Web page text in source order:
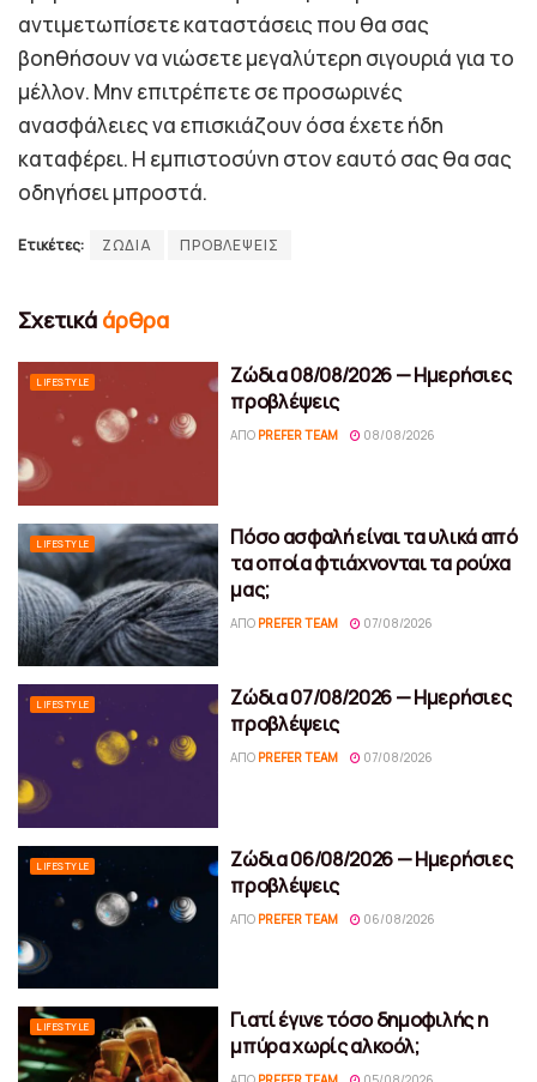
αντιμετωπίσετε καταστάσεις που θα σας
βοηθήσουν να νιώσετε μεγαλύτερη σιγουριά για το
μέλλον. Μην επιτρέπετε σε προσωρινές
ανασφάλειες να επισκιάζουν όσα έχετε ήδη
καταφέρει. Η εμπιστοσύνη στον εαυτό σας θα σας
οδηγήσει μπροστά.
Ετικέτες: ΖΩΔΙΑ ΠΡΟΒΛΕΨΕΙΣ
Σχετικά άρθρα
LIFESTYLE
Ζώδια 08/08/2026 — Ημερήσιες
προβλέψεις
ΑΠΌ PREFER TEAM 08/08/2026
LIFESTYLE
Πόσο ασφαλή είναι τα υλικά από
τα οποία φτιάχνονται τα ρούχα
μας;
ΑΠΌ PREFER TEAM 07/08/2026
LIFESTYLE
Ζώδια 07/08/2026 — Ημερήσιες
προβλέψεις
ΑΠΌ PREFER TEAM 07/08/2026
LIFESTYLE
Ζώδια 06/08/2026 — Ημερήσιες
προβλέψεις
ΑΠΌ PREFER TEAM 06/08/2026
LIFESTYLE
Γιατί έγινε τόσο δημοφιλής η
μπύρα χωρίς αλκοόλ;